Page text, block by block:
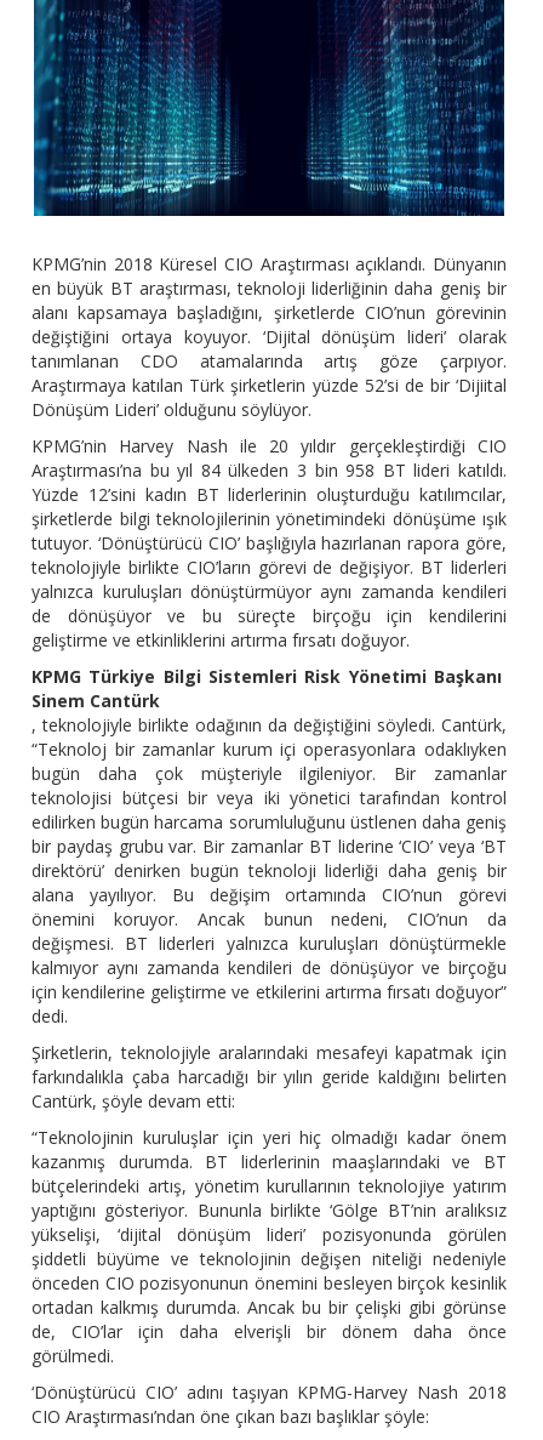
KPMG’nin 2018 Küresel CIO Araştırması açıklandı. Dünyanın
en büyük BT araştırması, teknoloji liderliğinin daha geniş bir
alanı kapsamaya başladığını, şirketlerde CIO’nun görevinin
değiştiğini ortaya koyuyor. ‘Dijital dönüşüm lideri’ olarak
tanımlanan CDO atamalarında artış göze çarpıyor.
Araştırmaya katılan Türk şirketlerin yüzde 52’si de bir ‘Dijiital
Dönüşüm Lideri’ olduğunu söylüyor.
KPMG’nin Harvey Nash ile 20 yıldır gerçekleştirdiği CIO
Araştırması’na bu yıl 84 ülkeden 3 bin 958 BT lideri katıldı.
Yüzde 12’sini kadın BT liderlerinin oluşturduğu katılımcılar,
şirketlerde bilgi teknolojilerinin yönetimindeki dönüşüme ışık
tutuyor. ‘Dönüştürücü CIO’ başlığıyla hazırlanan rapora göre,
teknolojiyle birlikte CIO’ların görevi de değişiyor. BT liderleri
yalnızca kuruluşları dönüştürmüyor aynı zamanda kendileri
de dönüşüyor ve bu süreçte birçoğu için kendilerini
geliştirme ve etkinliklerini artırma fırsatı doğuyor.
KPMG Türkiye Bilgi Sistemleri Risk Yönetimi Başkanı
Sinem Cantürk
, teknolojiyle birlikte odağının da değiştiğini söyledi. Cantürk,
“Teknoloj bir zamanlar kurum içi operasyonlara odaklıyken
bugün daha çok müşteriyle ilgileniyor. Bir zamanlar
teknolojisi bütçesi bir veya iki yönetici tarafından kontrol
edilirken bugün harcama sorumluluğunu üstlenen daha geniş
bir paydaş grubu var. Bir zamanlar BT liderine ‘CIO’ veya ‘BT
direktörü’ denirken bugün teknoloji liderliği daha geniş bir
alana yayılıyor. Bu değişim ortamında CIO’nun görevi
önemini koruyor. Ancak bunun nedeni, CIO’nun da
değişmesi. BT liderleri yalnızca kuruluşları dönüştürmekle
kalmıyor aynı zamanda kendileri de dönüşüyor ve birçoğu
için kendilerine geliştirme ve etkilerini artırma fırsatı doğuyor”
dedi.
Şirketlerin, teknolojiyle aralarındaki mesafeyi kapatmak için
farkındalıkla çaba harcadığı bir yılın geride kaldığını belirten
Cantürk, şöyle devam etti:
“Teknolojinin kuruluşlar için yeri hiç olmadığı kadar önem
kazanmış durumda. BT liderlerinin maaşlarındaki ve BT
bütçelerindeki artış, yönetim kurullarının teknolojiye yatırım
yaptığını gösteriyor. Bununla birlikte ‘Gölge BT’nin aralıksız
yükselişi, ‘dijital dönüşüm lideri’ pozisyonunda görülen
şiddetli büyüme ve teknolojinin değişen niteliği nedeniyle
önceden CIO pozisyonunun önemini besleyen birçok kesinlik
ortadan kalkmış durumda. Ancak bu bir çelişki gibi görünse
de, CIO’lar için daha elverişli bir dönem daha önce
görülmedi.
‘Dönüştürücü CIO’ adını taşıyan KPMG-Harvey Nash 2018
CIO Araştırması’ndan öne çıkan bazı başlıklar şöyle: